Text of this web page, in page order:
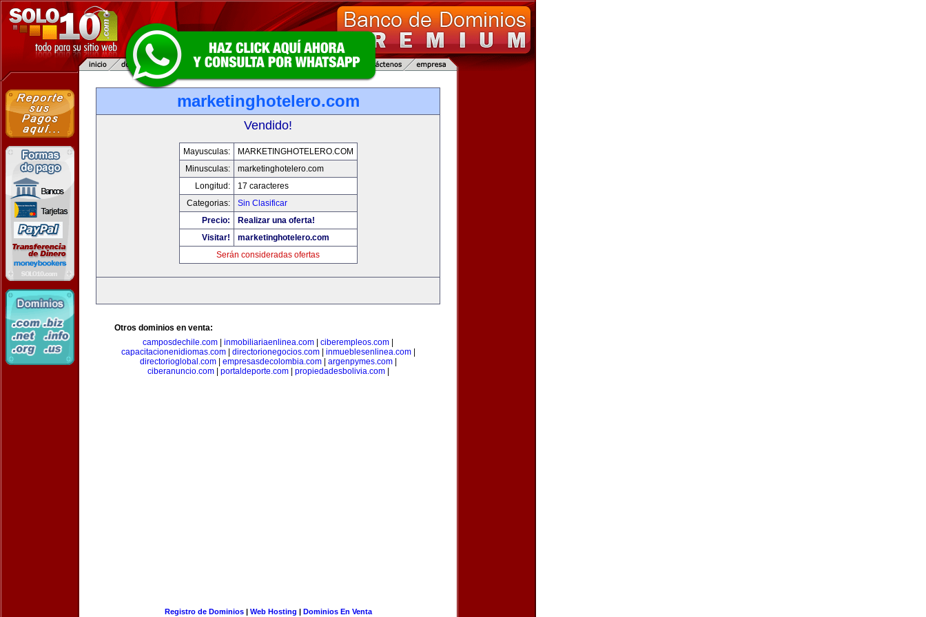
marketinghotelero.com
Vendido!
Mayusculas:
MARKETINGHOTELERO.COM
Minusculas:
marketinghotelero.com
Longitud:
17 caracteres
Categorias:
Sin Clasificar
Precio:
Realizar una oferta!
Visitar!
marketinghotelero.com
Serán consideradas ofertas
Otros dominios en venta:
camposdechile.com
inmobiliariaenlinea.com ciberempleos.com
capacitacionenidiomas.com| directorionegocios.com| inmueblesenlinea.com|
directorioglobal.com| empresasdecolombia.com| argenpymes.com|
ciberanuncio.com| portaldeporte.com| propiedadesbolivia.com|
Registro de Dominios| Web Hosting | Dominios En Venta